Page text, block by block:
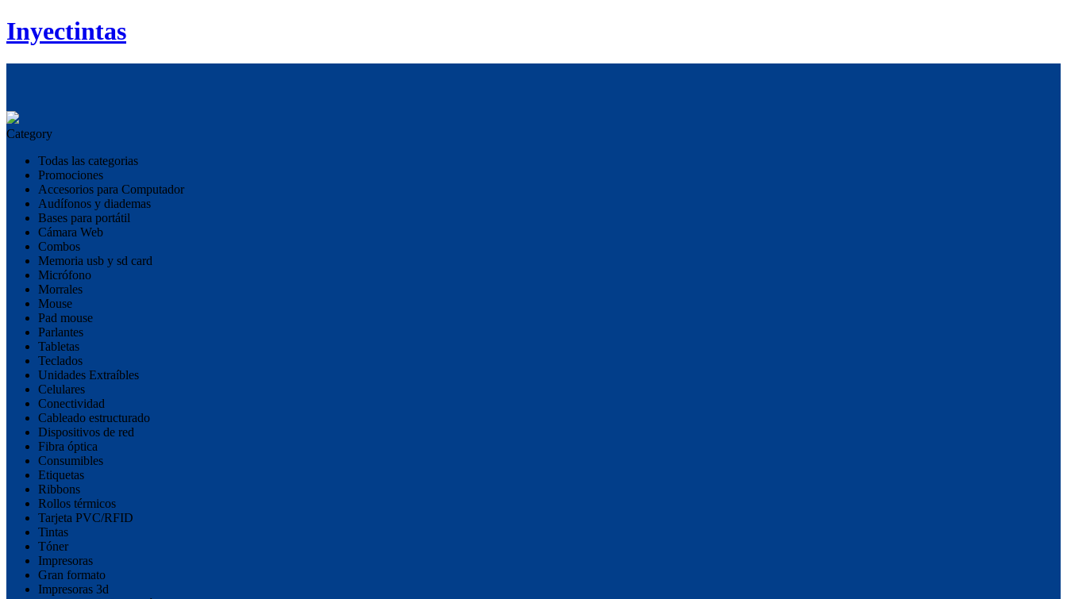
Inyectintas
Category
Todas las categorias
Promociones
Accesorios para Computador
Audífonos y diademas
Bases para portátil
Cámara Web
Combos
Memoria usb y sd card
Micrófono
Morrales
Mouse
Pad mouse
Parlantes
Tabletas
Teclados
Unidades Extraíbles
Celulares
Conectividad
Cableado estructurado
Dispositivos de red
Fibra óptica
Consumibles
Etiquetas
Ribbons
Rollos térmicos
Tarjeta PVC/RFID
Tintas
Tóner
Impresoras
Gran formato
Impresoras 3d